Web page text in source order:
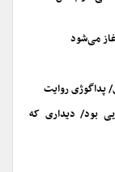
می‌شود
پداگوژی روایت
بود/ دیداری که